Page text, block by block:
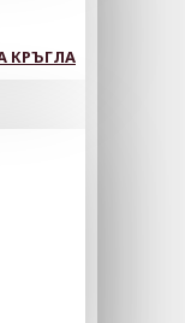
КРЪГЛА